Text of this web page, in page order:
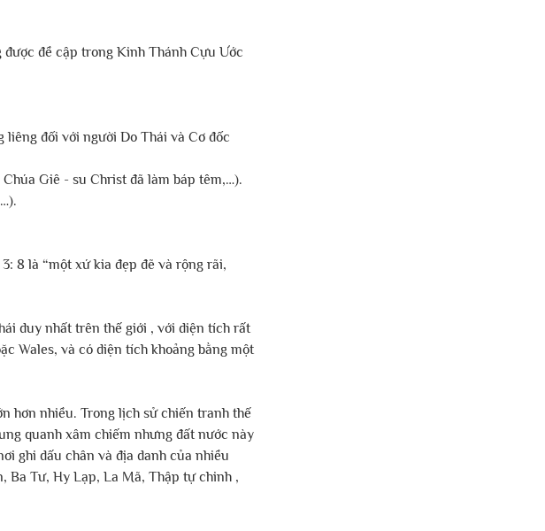
đề cập trong Kinh Thánh Cựu Ước
liêng đối với người Do Thái và Cơ đốc
Giê - su Christ đã làm báp têm,…).
8 là “một xứ kia đẹp đẽ và rộng rãi,
duy nhất trên thế giới , với diện tích rất
Wales, và có diện tích khoảng bằng một
hơn nhiều. Trong lịch sử chiến tranh thế
quanh xâm chiếm nhưng đất nước này
ghi dấu chân và địa danh của nhiều
Ba Tư, Hy Lạp, La Mã, Thập tự chinh ,